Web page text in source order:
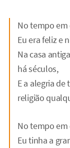
No tempo em
Eu era feliz e
Na casa
há séculos,
E a alegria
religião
No tempo em
Eu tinha a